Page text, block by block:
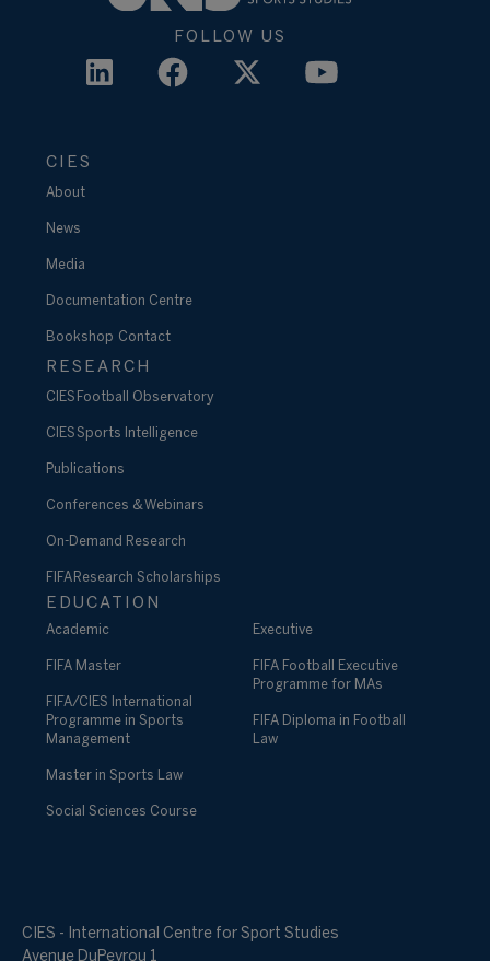
FOLLOW US
CIES
About
News
Media
Documentation Centre
Bookshop Contact
RESEARCH
CIES Football Observatory
CIES Sports Intelligence
Publications
Conferences & Webinars
On-Demand Research
FIFA Research Scholarships
EDUCATION
Academic
FIFA Master
FIFA/CIES International
Programme in Sports
Management
Master in Sports Law
Social Sciences Course
Executive
FIFA Football Executive
Programme for MAs
FIFA Diploma in Football
Law
CIES - International Centre for Sport Studies
Avenue DuPeyrou 1